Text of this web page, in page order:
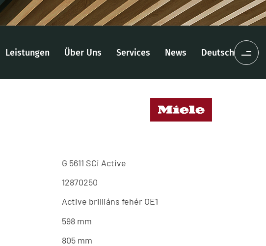
Leistungen Über Uns Services News Deutsch
G 5611 SCi Active
12870250
Active brilliáns fehér OE1
598 mm
805 mm